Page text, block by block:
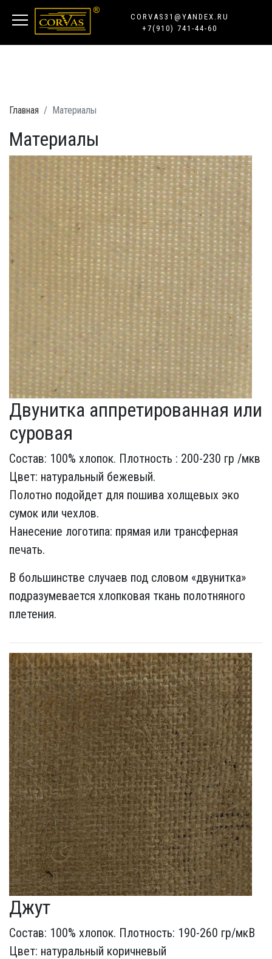
CORVAS31@YANDEX.RU
+7(910) 741-44-60
Главная Материалы
Материалы
Двунитка аппретированная или
суровая
Состав: 100% хлопок. Плотность : 200-230 гр /мкв
Цвет: натуральный бежевый.
Полотно подойдет для пошива холщевых эко
сумок или чехлов.
Нанесение логотипа: прямая или трансферная
печать.
В большинстве случаев под словом «двунитка»
подразумевается хлопковая ткань полотняного
плетения.
Джут
Состав: 100% хлопок. Плотность: 190-260 гр/мкВ
Цвет: натуральный коричневый